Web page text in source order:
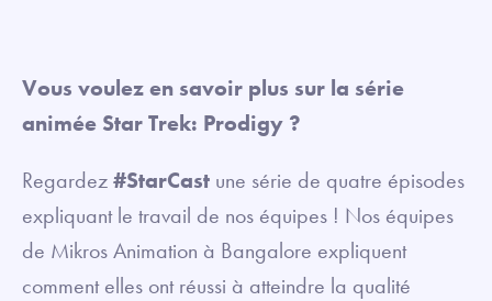
Vous voulez en savoir plus sur la série
animée Star Trek: Prodigy ?
Regardez#StarCast une série de quatre épisodes
expliquant le travail de nos équipes ! Nos équipes
de Mikros Animation à Bangalore expliquent
comment elles ont réussi à atteindre la qualité